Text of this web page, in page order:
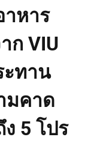
หาร
ก VIU
ะทาน
มคาด
5 โปร